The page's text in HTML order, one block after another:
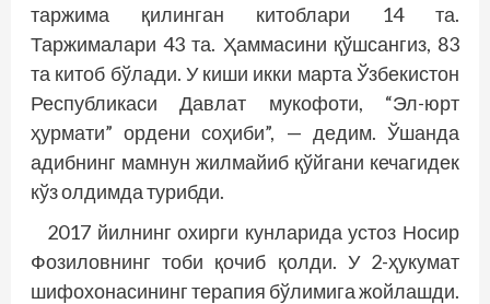
таржима қилинган китоблари 14 та.
Таржималари 43 та. Ҳаммасини қўшсангиз, 83
та китоб бўлади. У киши икки марта Ўзбекистон
Республикаси Давлат мукофоти, “Эл-юрт
ҳурмати” ордени соҳиби”, — дедим. Ўшанда
адибнинг мамнун жилмайиб қўйгани кечагидек
кўз олдимда турибди.
2017 йилнинг охирги кунларида устоз Носир
Фозиловнинг тоби қочиб қолди. У 2-ҳукумат
шифохонасининг терапия бўлимига жойлашди.